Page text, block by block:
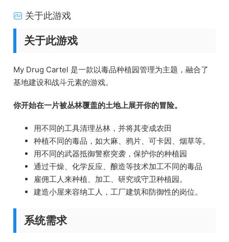
关于此游戏
关于此游戏
My Drug Cartel 是一款以毒品种植园管理为主题，融合了
基地建设和战斗元素的游戏。
你开始在一片被丛林覆盖的土地上展开你的冒险。
用不同的工具清理丛林，并将其变成农田
种植不同的毒品，如大麻、鸦片、可卡因、烟草等。
用不同的武器抵御警察突袭，保护你的种植园
通过干燥、化学反应、酿造等技术加工不同的毒品
雇佣工人来种植、加工、研究或守卫种植园。
建造小屋来容纳工人，工厂建筑和防御性的岗位。
系统需求